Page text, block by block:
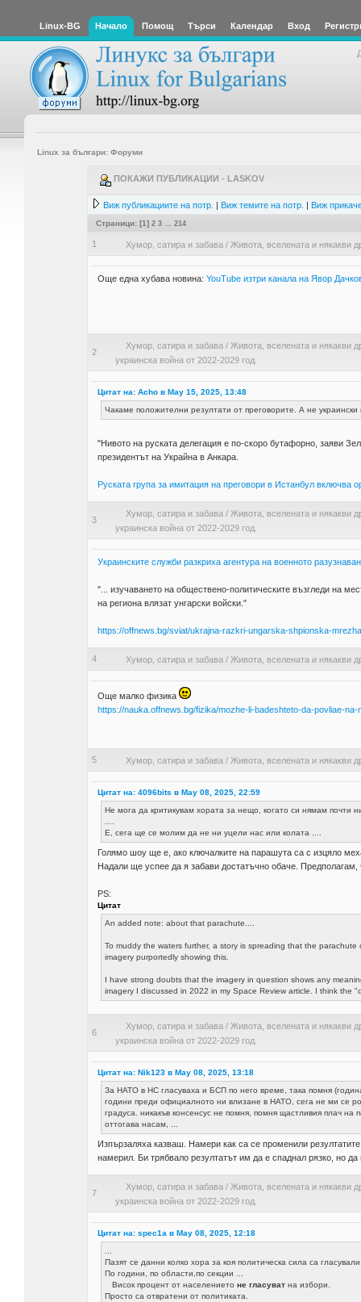
Linux-BG Начало Помощ Търси Календар Вход
Linux за българи: Форуми
ПОКАЖИ ПУБЛИКАЦИИ - LASKOV
Виж публикациите на потр. | Виж темите на потр. | Виж
Страници: [1] 2 3 214
1 Хумор, сатира и забава / Живота, вселената и някакви
Още една хубава новина: YouTube изтри канала на Явор
2
Хумор, сатира и забава / Живота, вселената и някакви
украинска война от 2022-2029 год.
Цитат на: Acho в May 15, 2025, 13:48
Чакаме положителни резултати от преговорите. А не украински
"Нивото на руската делегация е по-скоро бутафорно, заяви
президентът на Украйна в Анкара.
Руската група за имитация на преговори в Истанбул включва
3
Хумор, сатира и забава / Живота, вселената и някакви
украинска война от 2022-2029 год.
Украинските служби разкриха агентура на военното
"... изучаването на обществено-политическите възгледи на
на региона влязат унгарски войски."
https://offnews.bg/sviat/ukrajna-razkri-ungarska-shpionska-
4 Хумор, сатира и забава / Живота, вселената и някакви
Още малко физика
https://nauka.offnews.bg/fizika/mozhe-li-badeshteto-da-povliae-
5 Хумор, сатира и забава / Живота, вселената и някакви
Цитат на: 4096bits в May 08, 2025, 22:59
Не мога да критикувам хората за нещо, когато си нямам почти
....
Е, сега ще се молим да не ни уцели нас или колата ....
Голямо шоу ще е, ако ключалките на парашута са с изцяло
Надали ще успее да я забави достатъчно обаче.
PS:
Цитат
An added note: about that parachute....
To muddy the waters further, a story is spreading that the
imagery purportedly showing this.
I have strong doubts that the imagery in question shows any
imagery I discussed in 2022 in my Space Review article. I think the
6
Хумор, сатира и забава / Живота, вселената и някакви
украинска война от 2022-2029 год.
Цитат на: Nik123 в May 08, 2025, 13:18
За НАТО в НС гласуваха и БСП по него време, така помня
години преди официалното ни влизане в НАТО, сега не ми се
градуса. никакъв консенсус не помня, помня щастливия плач
оттогава насам, ...
Изпързаляха казваш. Намери как са се променили
намерил. Би трябвало резултатът им да е спаднал рязко, но да
7
Хумор, сатира и забава / Живота, вселената и някакви
украинска война от 2022-2029 год.
Цитат на: spec1a в May 08, 2025, 12:18
...
Пазят се данни колко хора за коя политическа сила са
По години, по области,по секции ...
Висок процент от населението не гласуватна избори.
Просто са отвратени от политиката.